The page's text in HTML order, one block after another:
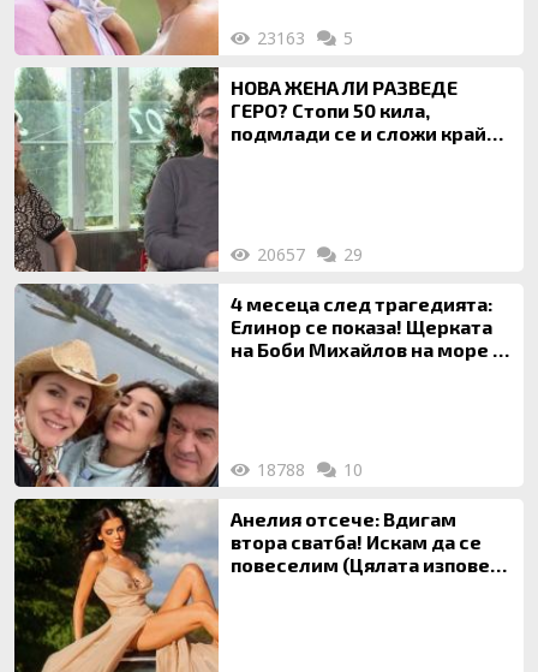
23163 5
НОВА ЖЕНА ЛИ РАЗВЕДЕ
ГЕРО? Стопи 50 кила,
подмлади се и сложи край
20657 29
4 месеца след трагедията:
Елинор се показа! Щерката
на Боби Михайлов на море с
18788 10
Анелия отсече: Вдигам
втора сватба! Искам да се
повеселим (Цялата изповед